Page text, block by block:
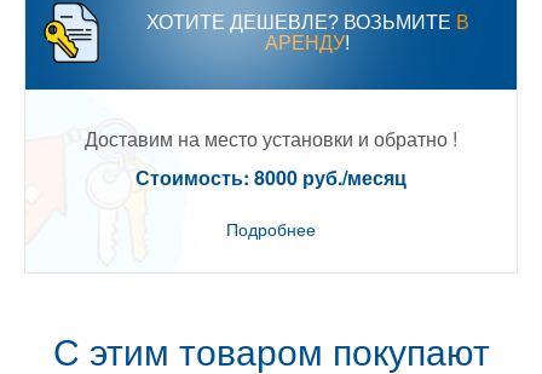
ХОТИТЕ ДЕШЕВЛЕ? ВОЗЬМИТЕ В
АРЕНДУ!
Доставим на место установки и обратно !
Стоимость: 8000 руб./месяц
Подробнее
С этим товаром покупают